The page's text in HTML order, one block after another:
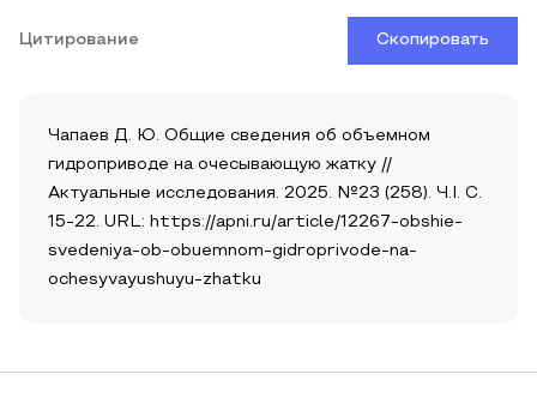
Цитирование Скопировать
Чапаев Д. Ю. Общие сведения об объемном
гидроприводе на очесывающую жатку //
Актуальные исследования. 2025. №23 (258). Ч.I. С.
15-22. URL: https://apni.ru/article/12267-obshie-
svedeniya-ob-obuemnom-gidroprivode-na-
ochesyvayushuyu-zhatku